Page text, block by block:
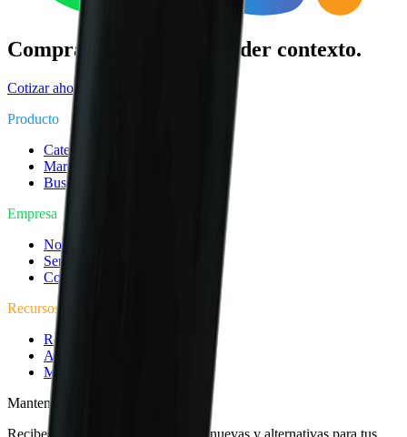
Compra electrica sin perder contexto.
Cotizar ahora
Producto
Categorias
Marcas
Buscar
Empresa
Nosotros
Servicios
Cotizar
Recursos
Referencias cruzadas
Asesoria tecnica
Media tension
Mantente al tanto
Recibe rutas de compra, categorias nuevas y alternativas para tus